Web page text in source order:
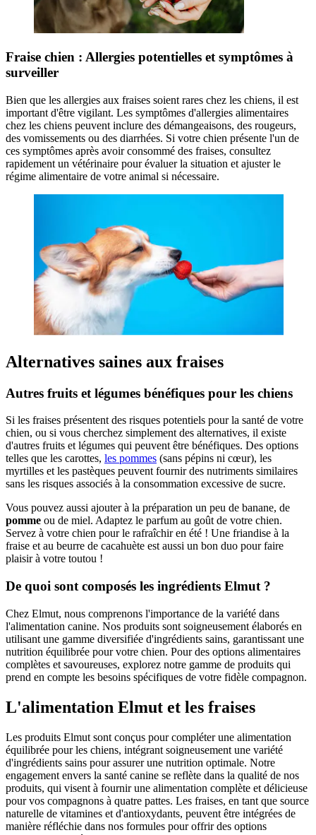
Fraise chien : Allergies potentielles et symptômes à
surveiller
Bien que les allergies aux fraises soient rares chez les chiens, il est
important d'être vigilant. Les symptômes d'allergies alimentaires
chez les chiens peuvent inclure des démangeaisons, des rougeurs,
des vomissements ou des diarrhées. Si votre chien présente l'un de
ces symptômes après avoir consommé des fraises, consultez
rapidement un vétérinaire pour évaluer la situation et ajuster le
régime alimentaire de votre animal si nécessaire.
Alternatives saines aux fraises
Autres fruits et légumes bénéfiques pour les chiens
Si les fraises présentent des risques potentiels pour la santé de votre
chien, ou si vous cherchez simplement des alternatives, il existe
d'autres fruits et légumes qui peuvent être bénéfiques. Des options
telles que les carottes, les pommes (sans pépins ni cœur), les
myrtilles et les pastèques peuvent fournir des nutriments similaires
sans les risques associés à la consommation excessive de sucre.
Vous pouvez aussi ajouter à la préparation un peu de banane, de
pomme ou de miel. Adaptez le parfum au goût de votre chien.
Servez à votre chien pour le rafraîchir en été ! Une friandise à la
fraise et au beurre de cacahuète est aussi un bon duo pour faire
plaisir à votre toutou !
De quoi sont composés les ingrédients Elmut ?
Chez Elmut, nous comprenons l'importance de la variété dans
l'alimentation canine. Nos produits sont soigneusement élaborés en
utilisant une gamme diversifiée d'ingrédients sains, garantissant une
nutrition équilibrée pour votre chien. Pour des options alimentaires
complètes et savoureuses, explorez notre gamme de produits qui
prend en compte les besoins spécifiques de votre fidèle compagnon.
L'alimentation Elmut et les fraises
Les produits Elmut sont conçus pour compléter une alimentation
équilibrée pour les chiens, intégrant soigneusement une variété
d'ingrédients sains pour assurer une nutrition optimale. Notre
engagement envers la santé canine se reflète dans la qualité de nos
produits, qui visent à fournir une alimentation complète et délicieuse
pour vos compagnons à quatre pattes. Les fraises, en tant que source
naturelle de vitamines et d'antioxydants, peuvent être intégrées de
manière réfléchie dans nos formules pour offrir des options